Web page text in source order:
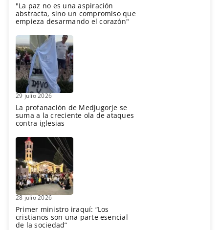
"La paz no es una aspiración
abstracta, sino un compromiso que
empieza desarmando el corazón"
29 julio 2026
La profanación de Medjugorje se
suma a la creciente ola de ataques
contra iglesias
28 julio 2026
Primer ministro iraquí: “Los
cristianos son una parte esencial
de la sociedad”